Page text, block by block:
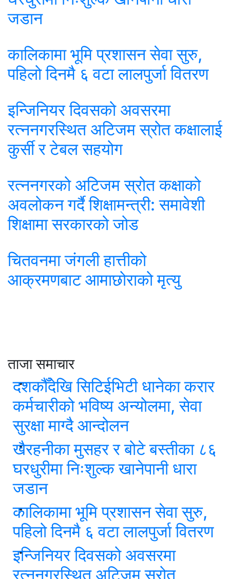
जडान
कालिकामा भूमि प्रशासन सेवा सुरु,
पहिलो दिनमै ६ वटा लालपुर्जा वितरण
इन्जिनियर दिवसको अवसरमा
रत्ननगरस्थित अटिजम स्रोत कक्षालाई
कुर्सी र टेबल सहयोग
रत्ननगरको अटिजम स्रोत कक्षाको
अवलोकन गर्दै शिक्षामन्त्री: समावेशी
शिक्षामा सरकारको जोड
चितवनमा जंगली हात्तीको
आक्रमणबाट आमाछोराको मृत्यु
ताजा समाचार
दशकौँदेखि सिटिईभिटी धानेका करार
कर्मचारीको भविष्य अन्योलमा, सेवा
सुरक्षा माग्दै आन्दोलन
खैरहनीका मुसहर र बोटे बस्तीका ८६
घरधुरीमा निःशुल्क खानेपानी धारा
जडान
कालिकामा भूमि प्रशासन सेवा सुरु,
पहिलो दिनमै ६ वटा लालपुर्जा वितरण
इन्जिनियर दिवसको अवसरमा
रत्ननगरस्थित अटिजम स्रोत